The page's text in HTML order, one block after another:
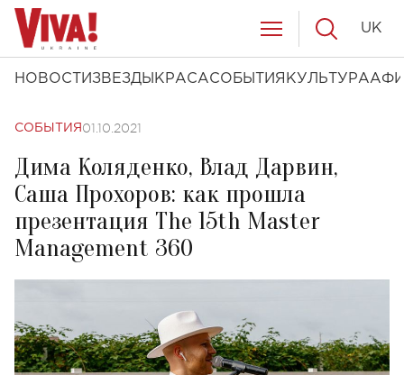
НОВОСТИ ЗВЕЗДЫ КРАСАСОБЫТИЯ КУЛЬТУРА
UK
СОБЫТИЯ 01.10.2021
Дима Коляденко, Влад Дарвин,
Саша Прохоров: как прошла
презентация The 15th Master
Management 360